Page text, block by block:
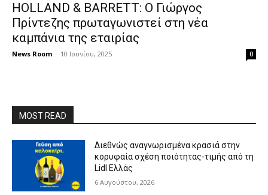
HOLLAND & BARRETT: O Γιώργος
Πρίντεζης πρωταγωνιστεί στη νέα
καμπάνια της εταιρίας
News Room - 10 Ιουνίου, 2025 0
MOST READ
Διεθνώς αναγνωρισμένα κρασιά στην
κορυφαία σχέση ποιότητας-τιμής από τη
Lidl Ελλάς
6 Αυγούστου, 2026